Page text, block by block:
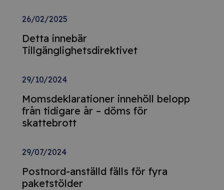
26/02/2025
Detta innebär
Tillgänglighetsdirektivet
29/10/2024
Momsdeklarationer innehöll belopp
från tidigare år – döms för
skattebrott
29/07/2024
Postnord-anställd fälls för fyra
paketstölder